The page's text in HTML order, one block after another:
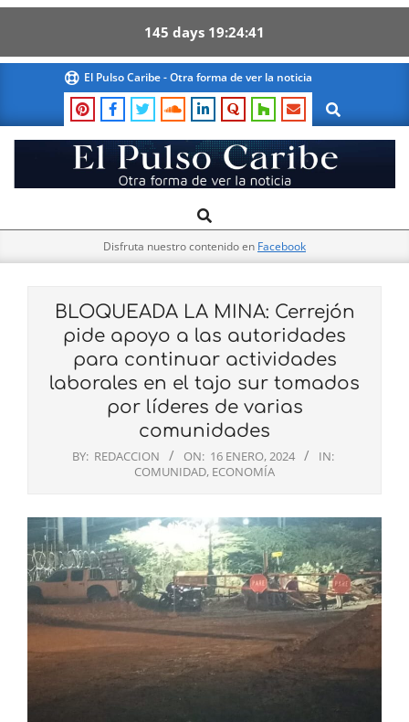
145 days 19 24 40
content
El Pulso Caribe - Otra forma de ver la noticia
Search
El
Pulso
Navigation
Search
Disfruta nuestro contenido en Facebook
BLOQUEADA LA MINA: Cerrejón
pide apoyo a las autoridades
para continuar actividades
laborales en el tajo sur tomados
por líderes de varias
comunidades
BY: REDACCION ON: 16 ENERO, 2024
IN:
COMUNIDAD, ECONOMÍA